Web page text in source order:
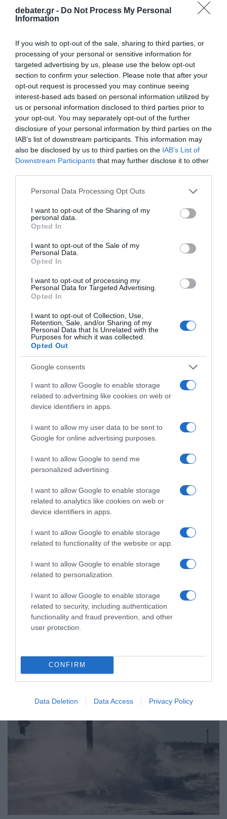
debater.gr - Do Not Process My Personal
Information
If you wish to opt-out of the sale, sharing to third parties, or
processing of your personal or sensitive information for
targeted advertising by us, please use the below opt-out
section to confirm your selection. Please note that after your
opt-out request is processed you may continue seeing
interest-based ads based on personal information utilized by
us or personal information disclosed to third parties prior to
your opt-out. You may separately opt-out of the further
disclosure of your personal information by third parties on the
IAB’s list of downstream participants. This information may
also be disclosed by us to third parties on the IAB’s List of
Downstream Participants that may further disclose it to other
Please note that this website/app uses one or more Google
not limited to your visit or usage behaviour. You may click to
grant or deny consent to Google and its third-party tags to
use your data for below specified purposes in below Google
consent section.
Personal Data Processing Opt Outs
I want to opt-out of the Sharing of my
personal data.
Opted In
I want to opt-out of the Sale of my
Personal Data.
Opted In
I want to opt-out of processing my
Personal Data for Targeted Advertising.
Opted In
I want to opt-out of Collection, Use,
Retention, Sale, and/or Sharing of my
Personal Data that Is Unrelated with the
Purposes for which it was collected.
Opted Out
Google consents
I want to allow Google to enable storage
related to advertising like cookies on web or
device identifiers in apps.
I want to allow my user data to be sent to
Google for online advertising purposes.
I want to allow Google to send me
personalized advertising.
I want to allow Google to enable storage
related to analytics like cookies on web or
device identifiers in apps.
I want to allow Google to enable storage
related to functionality of the website or app.
I want to allow Google to enable storage
related to personalization.
I want to allow Google to enable storage
related to security, including authentication
functionality and fraud prevention, and other
user protection.
CONFIRM
Data Deletion Data Access Privacy Policy
ΕΛΛΑΔΑ
Χανιά: Νεαρός Παλαιστίνιος
κλείδωσε ανήλικη στο σπίτι του – Την
έσωσαν οι φωνές της
Συνελήφθη ο δράστης
ΕΛΛΑΔΑ
Γεμάτα πλοία και ΚΤΕΛ ενόψει
Δεκαπενταύγουστου – Κορυφώνεται
Αυξημένη η κίνηση στα λιμάνια